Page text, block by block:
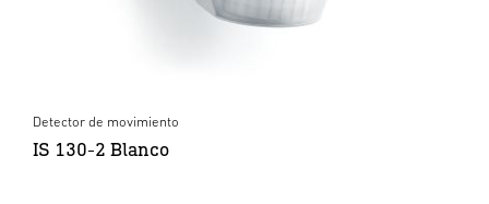
Detector de movimiento
IS 130-2 Blanco